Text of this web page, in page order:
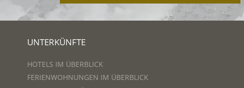
UNTERKÜNFTE
HOTELS IM ÜBERBLICK
FERIENWOHNUNGEN IM ÜBERBLICK